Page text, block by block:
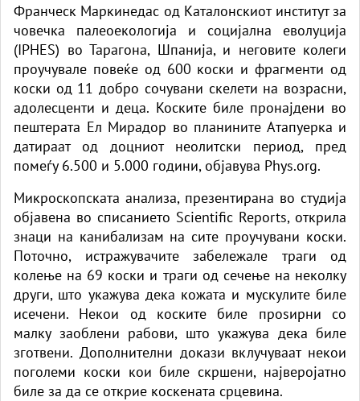
Франческ Маркинедас од Каталонскиот институт за
човечка палеоекологија и социјална еволуција
(IPHES) во Тарагона, Шпанија, и неговите колеги
проучувале повеќе од 600 коски и фрагменти од
коски од 11 добро сочувани скелети на возрасни,
адолесценти и деца. Коските биле пронајдени во
пештерата Ел Мирадор во планините Атапуерка и
датираат од доцниот неолитски период, пред
помеѓу 6.500 и 5.000 години, објавува Phys.org.
Микроскопската анализа, презентирана во студија
објавена во списанието Scientific Reports, открила
знаци на канибализам на сите проучувани коски.
Поточно, истражувачите забележале траги од
колење на 69 коски и траги од сечење на неколку
други, што укажува дека кожата и мускулите биле
исечени. Некои од коските биле проѕирни со
малку заоблени рабови, што укажува дека биле
зготвени. Дополнителни докази вклучуваат некои
поголеми коски кои биле скршени, најверојатно
биле за да се открие коскената срцевина.